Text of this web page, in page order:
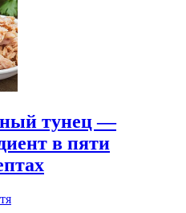
тунец —
в пяти